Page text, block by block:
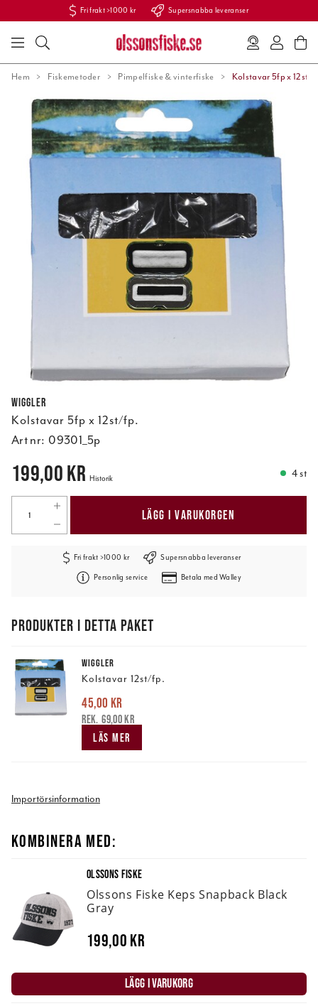
Fri frakt >1000 kr Supersnabba leveranser
Hem Fiskemetoder Pimpelfiske & vinterfiske Kolstavar 5fp x 12st/
Wiggler
Kolstavar 5fp x 12st/fp.
Art nr: 09301_5p
Pris:199,00 kr
199,00 kr Historik 4 st
LÄGG I VARUKORGEN
Fri frakt >1000 kr Supersnabba leveranser
Personlig service Betala med Walley
PRODUKTER I DETTA PAKET
WIGGLER
Kolstavar 12st/fp.
Nuvarande pris
69,00 kr
45,00 kr
69,00 kr
LÄS MER
Importörsinformation
KOMBINERA MED:
OLSSONS FISKE
Olssons Fiske Keps Snapback Black
Gray
199,00 kr
LÄGG I VARUKORG